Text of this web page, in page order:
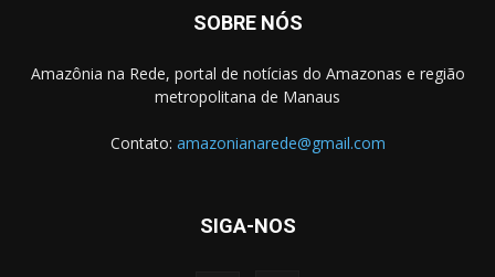
SOBRE NÓS
Amazônia na Rede, portal de notícias do Amazonas e região
metropolitana de Manaus
Contato: amazonianarede@gmail.com
SIGA-NOS